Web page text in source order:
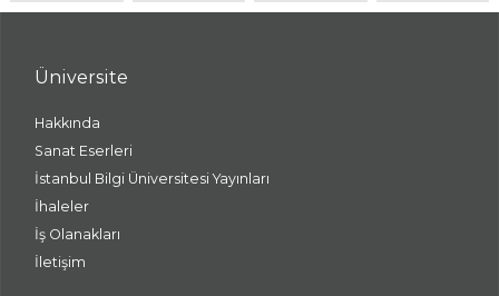
Üniversite
Hakkında
Sanat Eserleri
İstanbul Bilgi Üniversitesi Yayınları
İhaleler
İş Olanakları
İletişim